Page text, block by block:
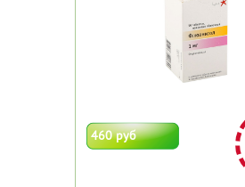
460 руб